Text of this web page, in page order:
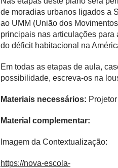
de moradias urbanos ligados a
ao UMM (União dos
principais nas articulações
do déficit habitacional na
Em todas as etapas de aula,
possibilidade, escreva-os na
Materiais necessários:
Material complementar:
Imagem da Contextualização:
https://nova-escola-